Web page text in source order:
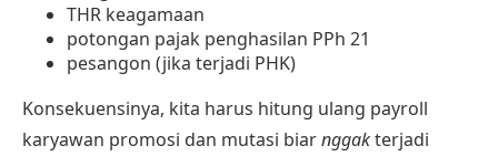
THR keagamaan
potongan pajak penghasilan PPh 21
pesangon (jika terjadi PHK)
Konsekuensinya, kita harus hitung ulang payroll
karyawan promosi dan mutasi biarnggakterjadi